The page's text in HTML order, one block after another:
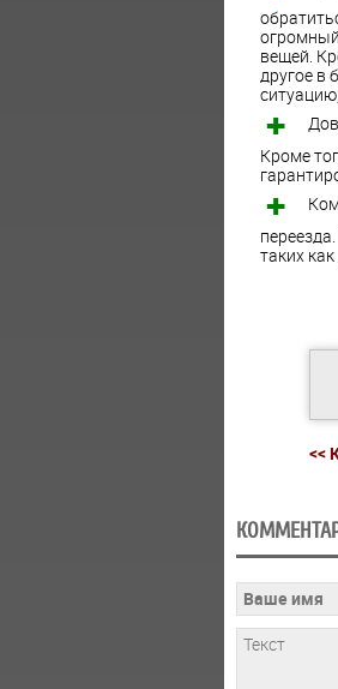
вещей.
другое в
Кроме
таких
<<